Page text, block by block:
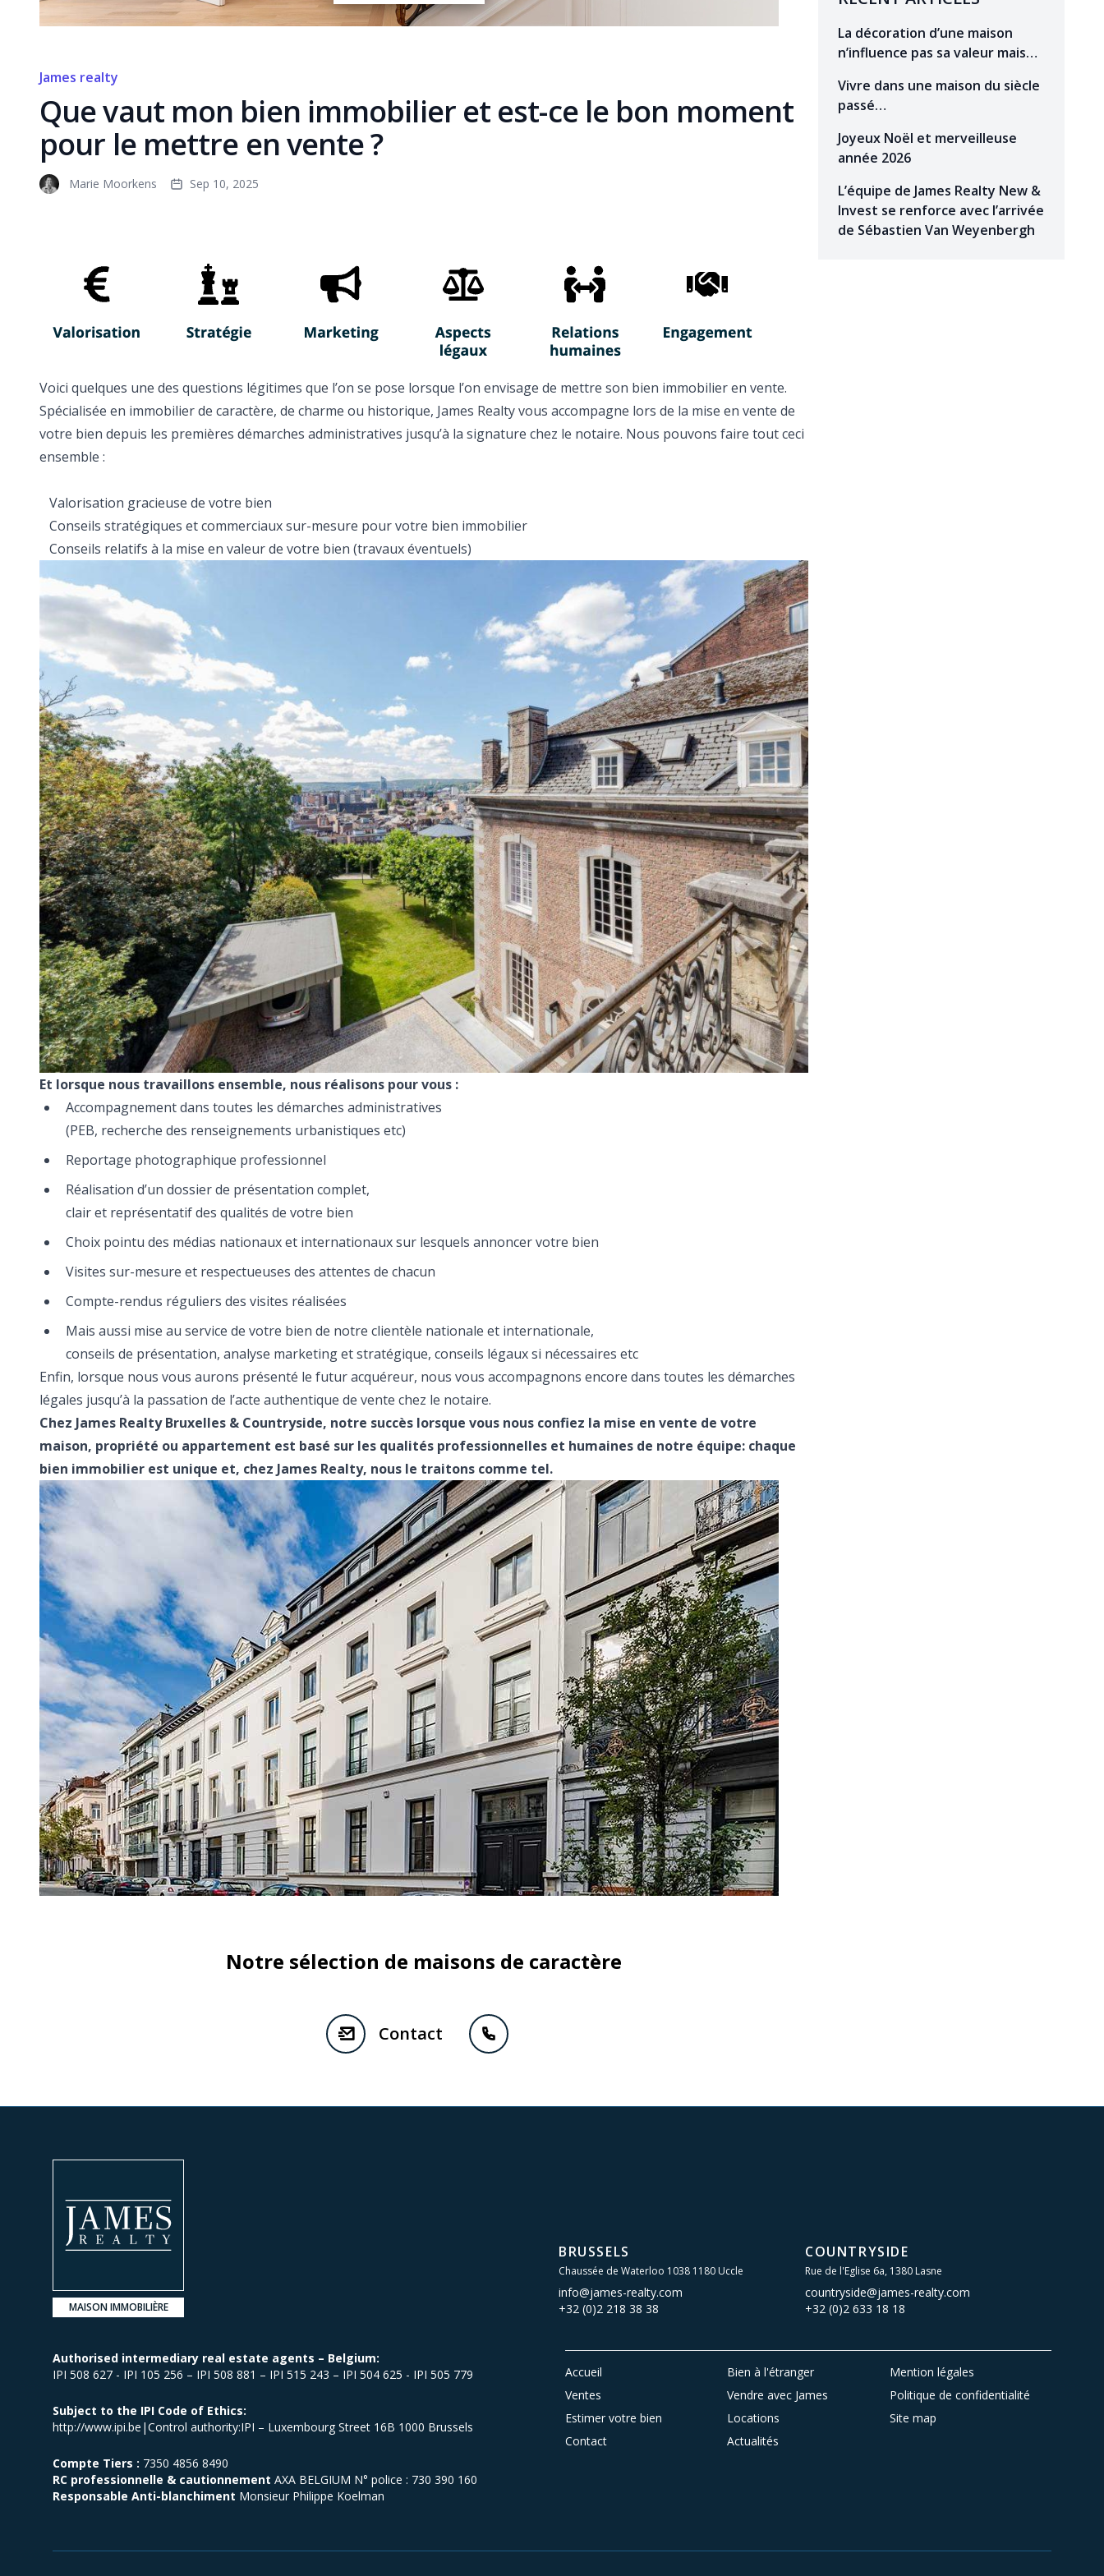
James realty
Que vaut mon bien immobilier et est-ce le bon moment
pour le mettre en vente ?
Marie Moorkens Sep 10, 2025
Voici quelques une des questions légitimes que l’on se pose lorsque l’on envisage de mettre son bien immobilier en vente.
Spécialisée en immobilier de caractère, de charme ou historique, James Realty vous accompagne lors de la mise en vente de
votre bien depuis les premières démarches administratives jusqu’à la signature chez le notaire. Nous pouvons faire tout ceci
ensemble :
Valorisation gracieuse de votre bien
Conseils stratégiques et commerciaux sur-mesure pour votre bien immobilier
Conseils relatifs à la mise en valeur de votre bien (travaux éventuels)
Et lorsque nous travaillons ensemble, nous réalisons pour vous :
Accompagnement dans toutes les démarches administratives
(PEB, recherche des renseignements urbanistiques etc)
Reportage photographique professionnel
Réalisation d’un dossier de présentation complet,
clair et représentatif des qualités de votre bien
Choix pointu des médias nationaux et internationaux sur lesquels annoncer votre bien
Visites sur-mesure et respectueuses des attentes de chacun
Compte-rendus réguliers des visites réalisées
Mais aussi mise au service de votre bien de notre clientèle nationale et internationale,
conseils de présentation, analyse marketing et stratégique, conseils légaux si nécessaires etc
Enfin, lorsque nous vous aurons présenté le futur acquéreur, nous vous accompagnons encore dans toutes les démarches
légales jusqu’à la passation de l’acte authentique de vente chez le notaire.
Chez James Realty Bruxelles & Countryside, notre succès lorsque vous nous confiez la mise en vente de votre
maison, propriété ou appartement est basé sur les qualités professionnelles et humaines de notre équipe: chaque
bien immobilier est unique et, chez James Realty, nous le traitons comme tel.
Notre sélection de maisons de caractère
Contact
La décoration d’une maison
n’influence pas sa valeur mais…
Vivre dans une maison du siècle
passé…
Joyeux Noël et merveilleuse
année 2026
L’équipe de James Realty New &
Invest se renforce avec l’arrivée
de Sébastien Van Weyenbergh
MAISON IMMOBILIÈRE
BRUSSELS
Chaussée de Waterloo 1038 1180 Uccle
info@james-realty.com
+32 (0)2 218 38 38
COUNTRYSIDE
Rue de l'Eglise 6a, 1380 Lasne
countryside@james-realty.com
+32 (0)2 633 18 18
Authorised intermediary real estate agents – Belgium:
IPI 508 627 - IPI 105 256 – IPI 508 881 – IPI 515 243 – IPI 504 625 - IPI 505 779
Subject to the IPI Code of Ethics:
http://www.ipi.be|Control authority:IPI – Luxembourg Street 16B 1000 Brussels
Compte Tiers : 7350 4856 8490
RC professionnelle & cautionnement AXA BELGIUM N° police : 730 390 160
Responsable Anti-blanchiment Monsieur Philippe Koelman
Accueil Bien à l'étranger
Mention légales
Ventes
Vendre avec James
Politique de confidentialité
Estimer votre bien
Locations
Site map
Contact
Actualités